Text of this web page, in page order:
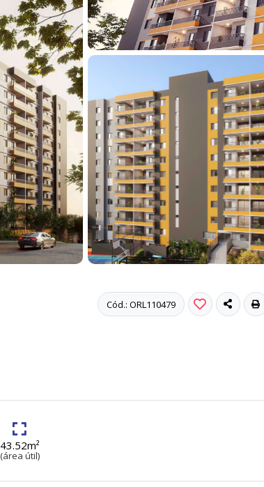
Cód.: ORL110479
43.52m²
(área útil)